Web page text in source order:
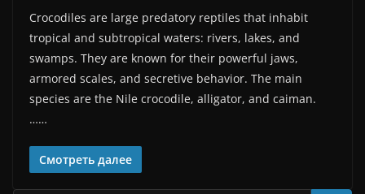
Crocodiles are large predatory reptiles that inhabit
tropical and subtropical waters: rivers, lakes, and
swamps. They are known for their powerful jaws,
armored scales, and secretive behavior. The main
species are the Nile crocodile, alligator, and caiman.
……
Смотреть далее